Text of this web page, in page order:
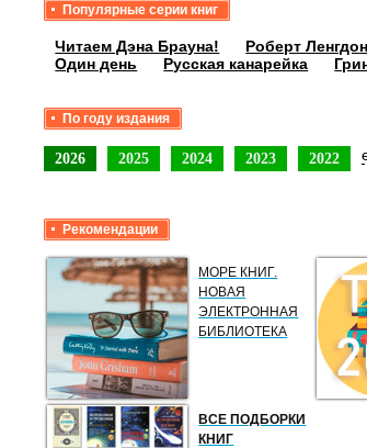
Популярные серии книг
Читаем Дэна Брауна! Роберт
Один день
Русская канарейка
По году издания
2026 2025 2024 2023 2022
Рекомендации
МОРЕ КНИГ.
НОВАЯ
ЭЛЕКТРОННАЯ
БИБЛИОТЕКА
ВСЕ ПОДБОРКИ
КНИГ